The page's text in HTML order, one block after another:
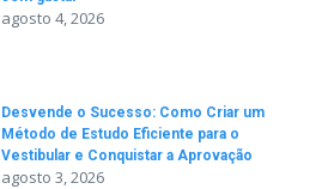
agosto 4, 2026
Desvende o Sucesso: Como Criar um
Método de Estudo Eficiente para o
Vestibular e Conquistar a Aprovação
agosto 3, 2026